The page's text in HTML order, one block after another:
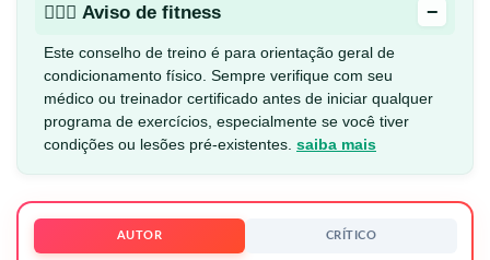
🏋🏻‍♂️ Aviso de fitness −
Este conselho de treino é para orientação geral de
condicionamento físico. Sempre verifique com seu
médico ou treinador certificado antes de iniciar qualquer
programa de exercícios, especialmente se você tiver
condições ou lesões pré-existentes. saiba mais
AUTOR CRÍTICO